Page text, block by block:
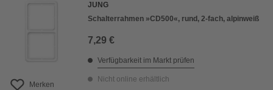
Merken
JUNG
Schalterrahmen »CD500«, rund, 2-fach, alpinweiß
7,29 €
Verfügbarkeit im Markt prüfen
Nicht online erhältlich